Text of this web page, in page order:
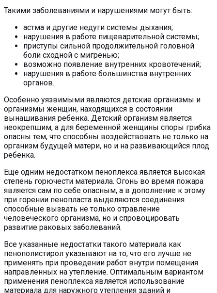
Такими заболеваниями и нарушениями могут быть:
астма и другие недуги системы дыхания;
нарушения в работе пищеварительной системы;
приступы сильной продолжительной головной
боли сходной с мигренью;
возможно появление внутренних кровотечений;
нарушения в работе большинства внутренних
органов.
Особенно уязвимыми являются детские организмы и
организмы женщин, находящихся в состоянии
вынашивания ребенка. Детский организм является
неокрепшим, а для беременной женщины споры грибка
опасны тем, что способны воздействовать не только на
организм будущей матери, но и на развивающийся плод
ребенка.
Еще одним недостатком пеноплекса является высокая
степень горючести материала. Огонь во время пожара
является сам по себе опасным, а в дополнение к этому
при горении пенопласта выделяются соединения
способные вызвать не только отравление
человеческого организма, но и спровоцировать
развитие раковых заболеваний.
Все указанные недостатки такого материала как
пенополистирол указывают на то, что его лучше не
применять при проведении работ внутри помещения
направленных на утепление. Оптимальным вариантом
применения пеноплекса является использование
материала для наружного утепления зданий и